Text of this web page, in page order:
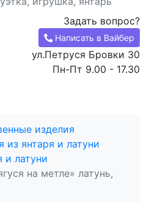
Задать вопрос?
Написать в Вайбер
ул.Петруся Бровки 30
Пн-Пт 9.00 - 17.30
изделия
из янтаря и латуни
и латуни
на метле» латунь,